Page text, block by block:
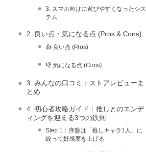
3. スマホ向けに遊びやすくなったシス
テム
2. 良い点・気になる点 (Pros & Cons)
👍 良い点 (Pros)
👎 気になる点 (Cons)
3. みんなの口コミ：ストアレビューま
とめ
4. 初心者攻略ガイド：推しとのエンデ
ィングを迎える3つの鉄則
Step 1：序盤は「推しキャラ1人」に
絞って好感度を上げる